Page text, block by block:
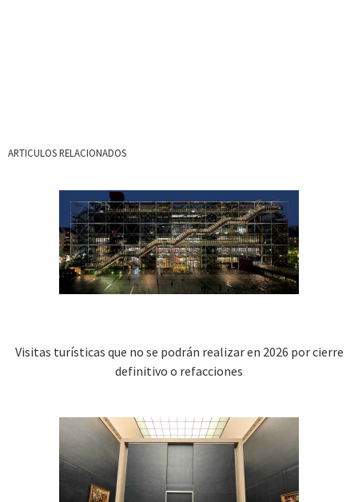
ARTICULOS RELACIONADOS
Visitas turísticas que no se podrán realizar en 2026 por cierre
definitivo o refacciones